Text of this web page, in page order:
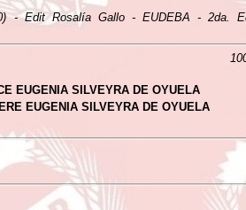
- Edit Rosalía Gallo - EUDEBA - 2da.
EUGENIA SILVEYRA DE OYUELA
EUGENIA SILVEYRA DE OYUELA